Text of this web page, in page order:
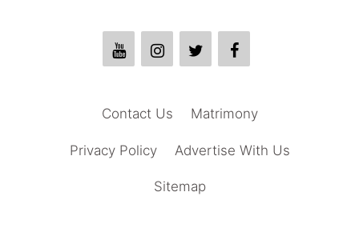
Matrimony
Contact Us
Advertise With Us
Privacy Policy
Sitemap